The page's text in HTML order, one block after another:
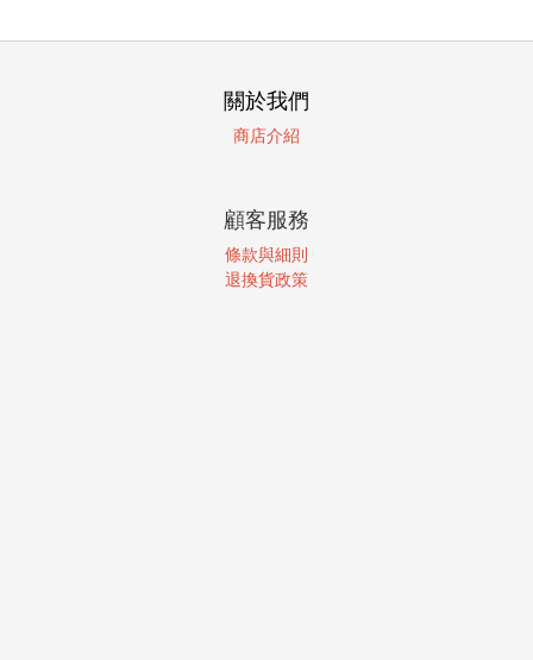
關於我們
商店介紹
顧客服務
條款與細則
退換貨政策